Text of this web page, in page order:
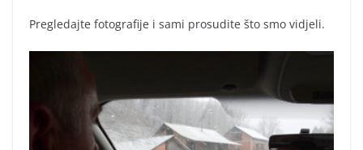
Pregledajte fotografije i sami prosudite što smo vidjeli.